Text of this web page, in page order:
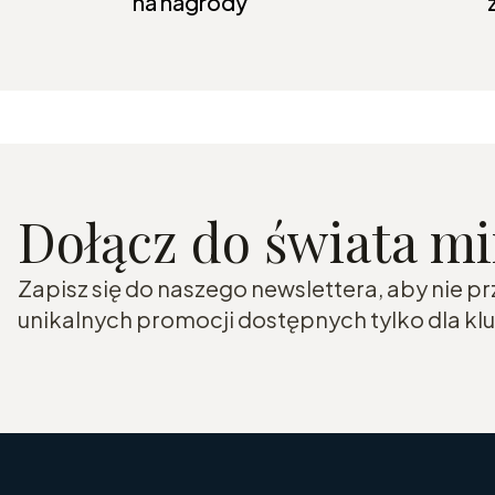
Dołącz do świata
Zapisz się do naszego newslettera, aby nie
unikalnych promocji dostępnych tylko dla